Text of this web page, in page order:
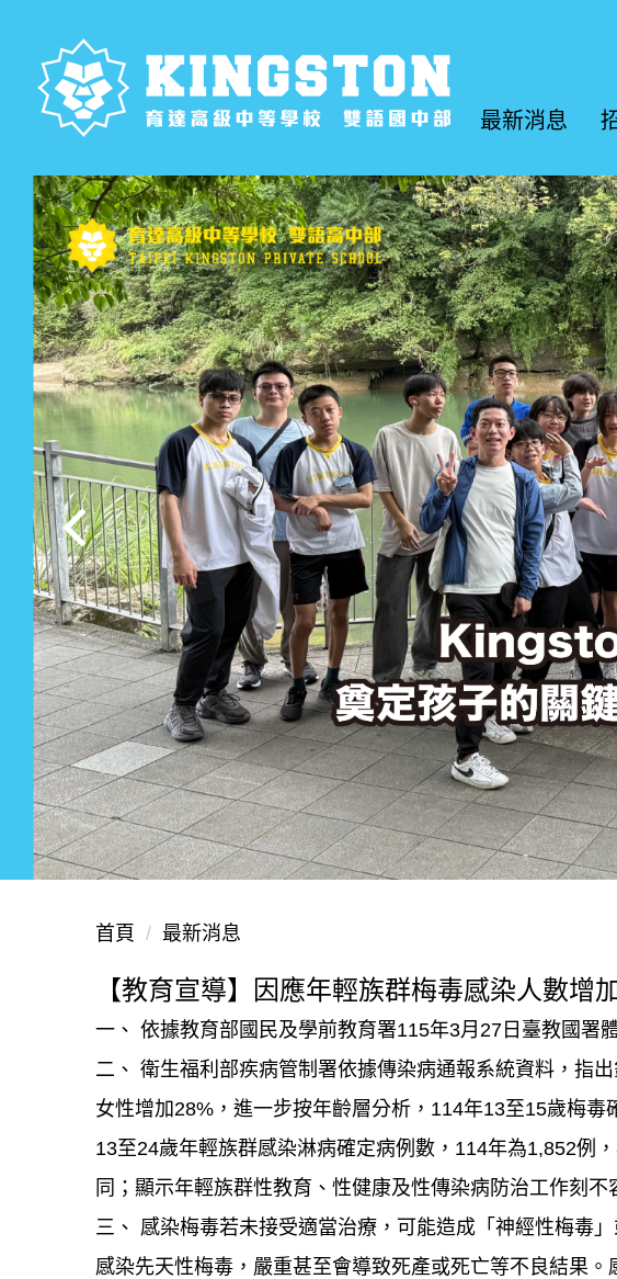
最新消息
首頁 最新消息
【教育宣導】因應年輕族群梅毒感染人數
一、 依據教育部國民及學前教育署115年3月27日臺教國署
二、 衛生福利部疾病管制署依據傳染病通報系統資料，指
女性增加28%，進一步按年齡層分析，114年13至15歲梅
13至24歲年輕族群感染淋病確定病例數，114年為1,852例
同；顯示年輕族群性教育、性健康及性傳染病防治工作刻不
三、 感染梅毒若未接受適當治療，可能造成「神經性梅毒
感染先天性梅毒，嚴重甚至會導致死產或死亡等不良結果